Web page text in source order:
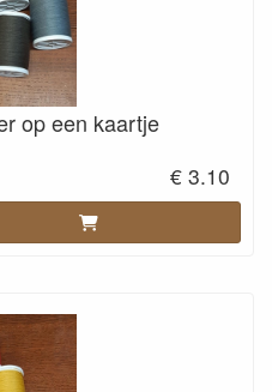
op een kaartje
€ 3.10